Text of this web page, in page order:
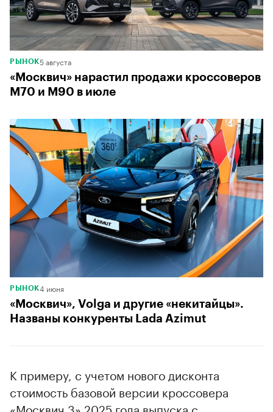
РЫНОК5 августа
«Москвич» нарастил продажи кроссоверов
М70 и М90 в июле
РЫНОК4 июня
«Москвич», Volga и другие «некитайцы».
Названы конкуренты Lada Azimut
К примеру, с учетом нового дисконта
стоимость базовой версии кроссовера